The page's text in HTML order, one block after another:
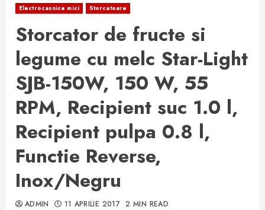
Electrocasnice mici Storcatoare
Storcator de fructe si
legume cu melc Star-Light
SJB-150W, 150 W, 55
RPM, Recipient suc 1.0 l,
Recipient pulpa 0.8 l,
Functie Reverse,
Inox/Negru
ADMIN 11 APRILIE 2017 2 MIN READ